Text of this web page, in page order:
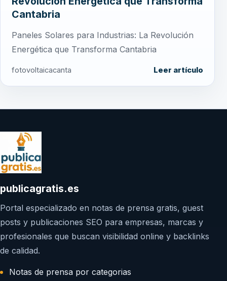
Cantabria
Paneles Solares para Industrias: La Revolución
Energética que Transforma Cantabria
fotovoltaicacanta Leer artículo
publicagratis.es
Portal especializado en notas de prensa gratis, guest
posts y publicaciones SEO para empresas, marcas y
profesionales que buscan visibilidad online y backlinks
de calidad.
Notas de prensa por categorias